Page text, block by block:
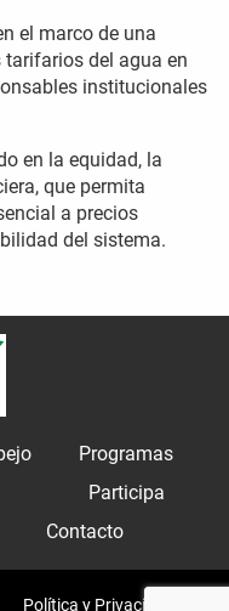
el marco de una
del agua en
institucionales
en la equidad, la
que permita
a precios
del sistema.
Programas
Participa
Contacto
Política y Privacidad